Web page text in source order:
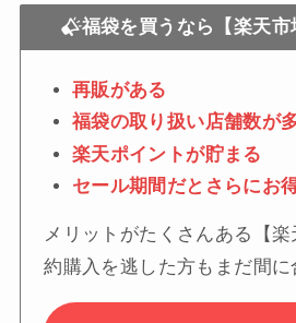
福袋を買うなら【楽天
再販がある
福袋の取り扱い店舗数が
楽天ポイントが貯まる
セール期間だとさらにお
メリットがたくさんある【
約購入を逃した方もまだ間